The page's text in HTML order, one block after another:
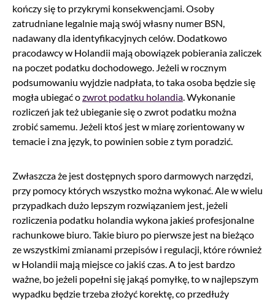
kończy się to przykrymi konsekwencjami. Osoby
zatrudniane legalnie mają swój własny numer BSN,
nadawany dla identyfikacyjnych celów. Dodatkowo
pracodawcy w Holandii mają obowiązek pobierania zaliczek
na poczet podatku dochodowego. Jeżeli w rocznym
podsumowaniu wyjdzie nadpłata, to taka osoba będzie się
mogła ubiegać ozwrot podatku holandia. Wykonanie
rozliczeń jak też ubieganie się o zwrot podatku można
zrobić samemu. Jeżeli ktoś jest w miarę zorientowany w
temacie i zna język, to powinien sobie z tym poradzić.
Zwłaszcza że jest dostępnych sporo darmowych narzędzi,
przy pomocy których wszystko można wykonać. Ale w wielu
przypadkach dużo lepszym rozwiązaniem jest, jeżeli
rozliczenia podatku holandia wykona jakieś profesjonalne
rachunkowe biuro. Takie biuro po pierwsze jest na bieżąco
ze wszystkimi zmianami przepisów i regulacji, które również
w Holandii mają miejsce co jakiś czas. A to jest bardzo
ważne, bo jeżeli popełni się jakąś pomyłkę, to w najlepszym
wypadku będzie trzeba złożyć korektę, co przedłuży